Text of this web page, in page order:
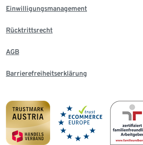
Einwilligungsmanagement
Rücktrittsrecht
AGB
Barrierefreiheitserklärung